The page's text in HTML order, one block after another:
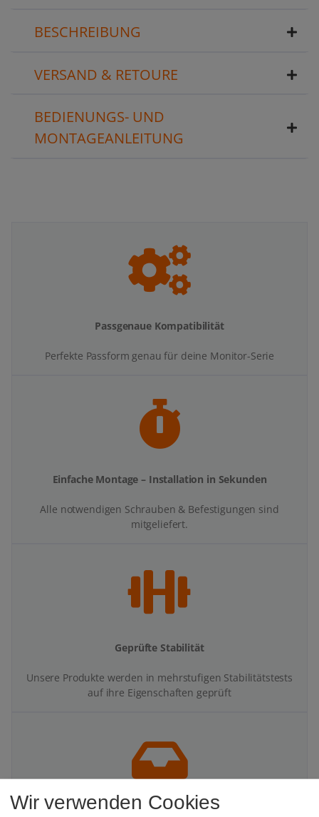
BESCHREIBUNG
VERSAND & RETOURE
BEDIENUNGS- UND
MONTAGEANLEITUNG
Passgenaue Kompatibilität
Perfekte Passform genau für deine Monitor-Serie
Einfache Montage – Installation in Sekunden
Alle notwendigen Schrauben & Befestigungen sind
mitgeliefert.
Geprüfte Stabilität
Unsere Produkte werden in mehrstufigen Stabilitätstests
auf ihre Eigenschaften geprüft
Wir verwenden Cookies